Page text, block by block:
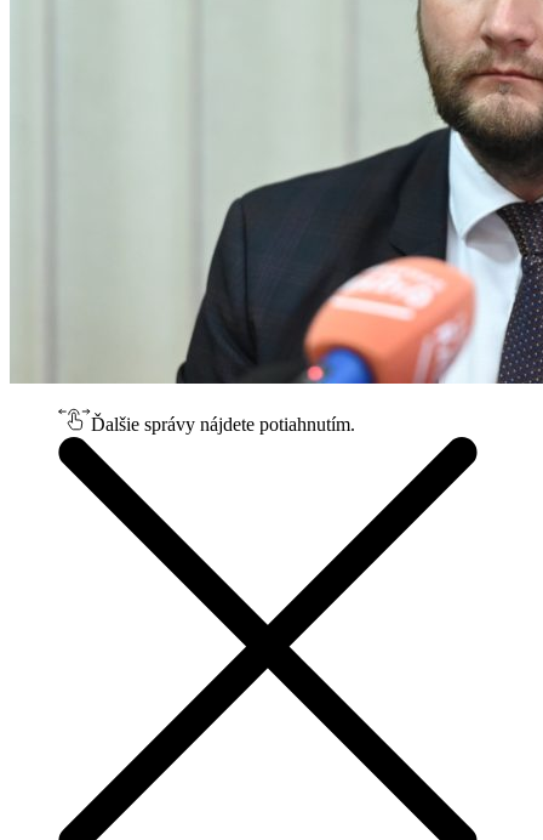
Ďalšie správy nájdete potiahnutím.